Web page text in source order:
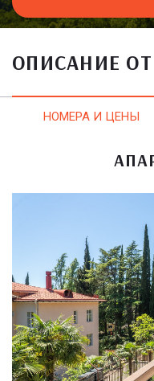
ОПИСАНИЕ
НОМЕРА И ЦЕНЫ